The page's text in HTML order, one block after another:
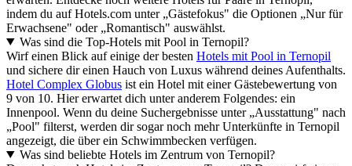
indem du auf Hotels.com unter „Gästefokus" die Optionen „Nur für
Erwachsene" oder „Romantisch" auswählst.
Was sind die Top-Hotels mit Pool in Ternopil?
Wirf einen Blick auf einige der besten Hotels mit Pool in Ternopil
und sichere dir einen Hauch von Luxus während deines Aufenthalts.
Hotel Complex Globus ist ein Hotel mit einer Gästebewertung von
9 von 10. Hier erwartet dich unter anderem Folgendes: ein
Innenpool. Wenn du deine Suchergebnisse unter „Ausstattung" nach
„Pool" filterst, werden dir sogar noch mehr Unterkünfte in Ternopil
angezeigt, die über ein Schwimmbecken verfügen.
Was sind beliebte Hotels im Zentrum von Ternopil?